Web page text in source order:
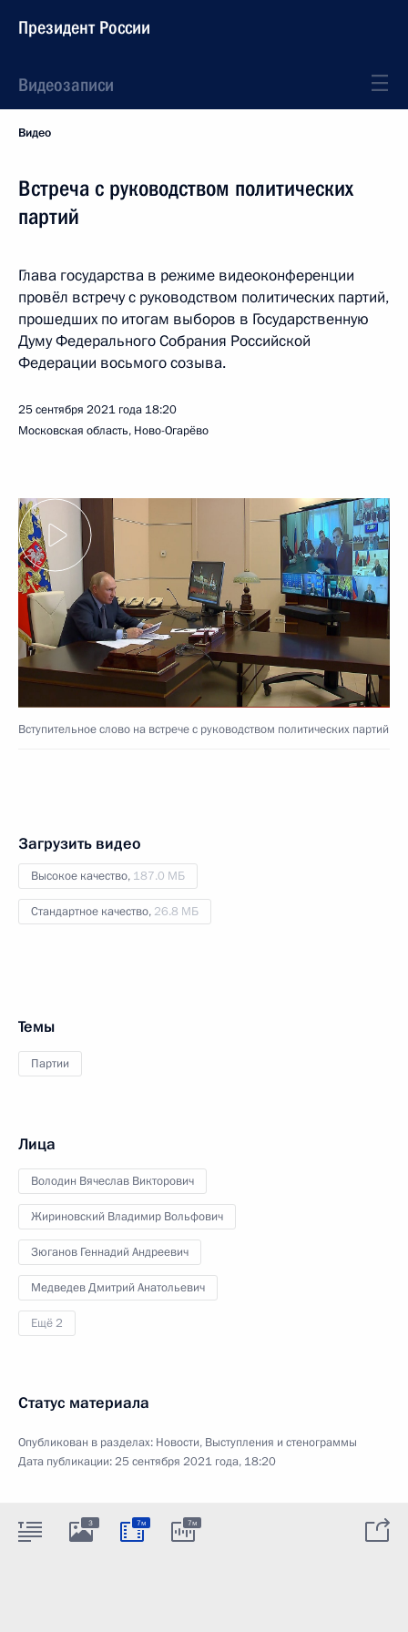
Президент России
Видеозаписи
Видео
Встреча с руководством политических
партий
Глава государства в режиме видеоконференции
провёл встречу с руководством политических партий,
прошедших по итогам выборов в Государственную
Думу Федерального Собрания Российской
Федерации восьмого созыва.
25 сентября 2021 года 18:20
Московская область, Ново-Огарёво
Вступительное слово на встрече с руководством политических партий
Загрузить видео
Высокое качество, 187.0 МБ
Стандартное качество, 26.8 МБ
Темы
Партии
Лица
Володин Вячеслав Викторович
Жириновский Владимир Вольфович
Зюганов Геннадий Андреевич
Медведев Дмитрий Анатольевич
Ещё 2
Статус материала
Опубликован в разделах: Новости, Выступления и стенограммы
Дата публикации:25 сентября 2021 года, 18:20
3 7м 7м